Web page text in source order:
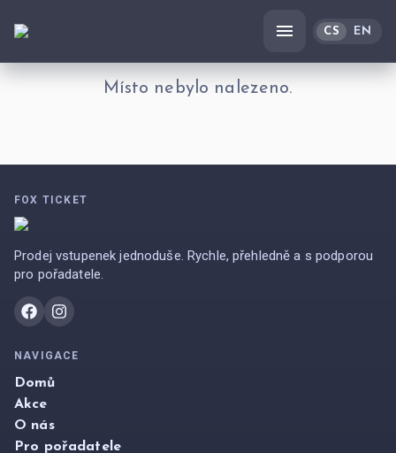
CS EN
Místo nebylo nalezeno.
FOX TICKET
Prodej vstupenek jednoduše. Rychle, přehledně a s podporou
pro pořadatele.
NAVIGACE
Domů
Akce
O nás
Pro pořadatele